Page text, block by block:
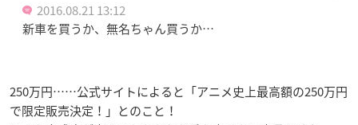
2016.08.21 13:12
新車を買うか、無名ちゃん買うか…
250万円……公式サイトによると「アニメ史上最高額の250万円
で限定販売決定！」とのこと！